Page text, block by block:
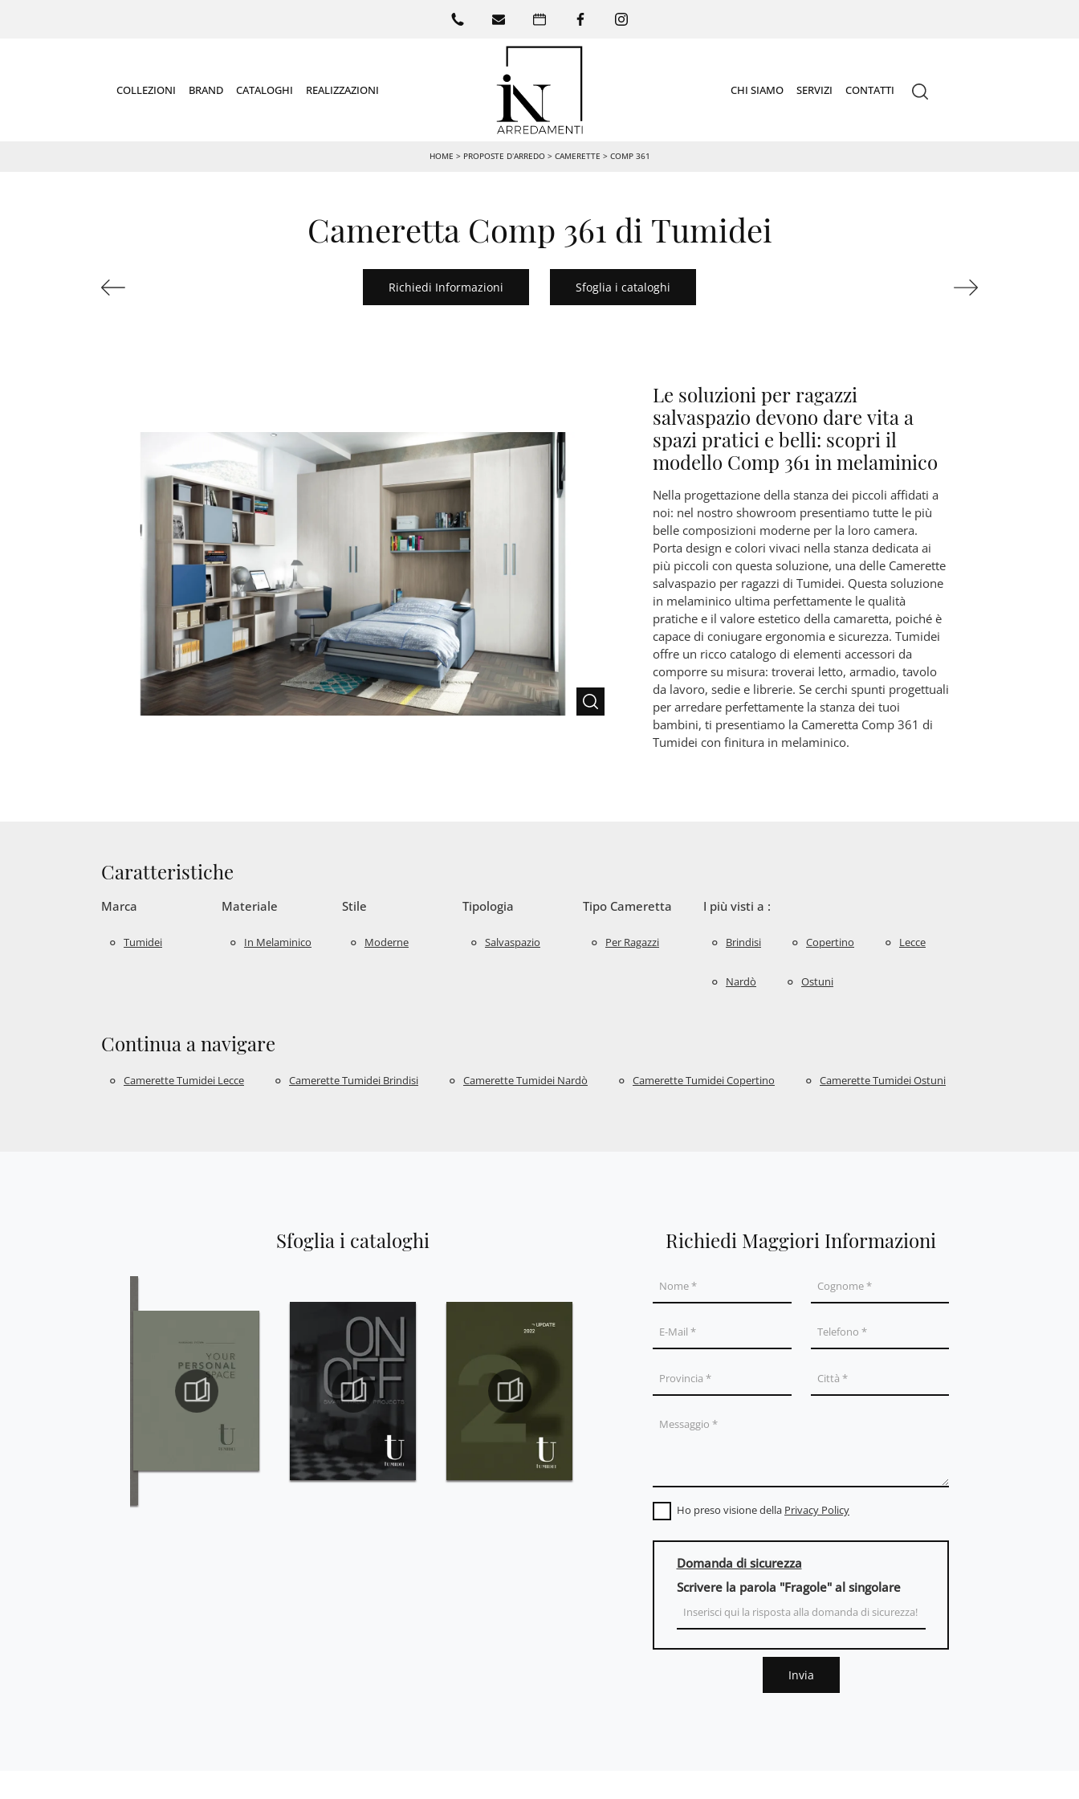
COLLEZIONI BRAND CATALOGHI REALIZZAZIONI CHI SIAMO SERVIZI CONTATTI
HOME > PROPOSTE D’ARREDO> CAMERETTE > COMP 361
Cameretta Comp 361 di Tumidei
Richiedi Informazioni Sfoglia i cataloghi
Le soluzioni per ragazzi
salvaspazio devono dare vita a
spazi pratici e belli: scopri il
modello Comp 361 in melaminico
Nella progettazione della stanza dei piccoli affidati a
noi: nel nostro showroom presentiamo tutte le più
belle composizioni moderne per la loro camera.
Porta design e colori vivaci nella stanza dedicata ai
più piccoli con questa soluzione, una delle Camerette
salvaspazio per ragazzi di Tumidei. Questa soluzione
in melaminico ultima perfettamente le qualità
pratiche e il valore estetico della camaretta, poiché è
capace di coniugare ergonomia e sicurezza. Tumidei
offre un ricco catalogo di elementi accessori da
comporre su misura: troverai letto, armadio, tavolo
da lavoro, sedie e librerie. Se cerchi spunti progettuali
per arredare perfettamente la stanza dei tuoi
bambini, ti presentiamo la Cameretta Comp 361 di
Tumidei con finitura in melaminico.
Caratteristiche
Marca
Tumidei
Materiale
In Melaminico
Stile
Moderne
Tipologia
Salvaspazio
Tipo Cameretta
Per Ragazzi
I più visti a :
Brindisi Copertino Lecce
Nardò Ostuni
Continua a navigare
Camerette Tumidei Lecce Camerette Tumidei Brindisi Camerette Tumidei Nardò Camerette Tumidei Copertino Camerette Tumidei Ostuni
Sfoglia i cataloghi Richiedi Maggiori Informazioni
Ho preso visione della Privacy Policy
Domanda di sicurezza
Scrivere la parola "Fragole" al singolare
Invia